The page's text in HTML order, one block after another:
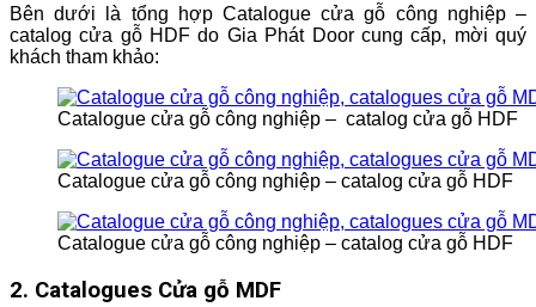
Bên dưới là tổng hợp Catalogue cửa gỗ công nghiệp –
catalog cửa gỗ HDF do Gia Phát Door cung cấp, mời quý
khách tham khảo:
Catalogue cửa gỗ công nghiệp – catalog cửa gỗ HDF
Catalogue cửa gỗ công nghiệp – catalog cửa gỗ HDF
Catalogue cửa gỗ công nghiệp – catalog cửa gỗ HDF
2. Catalogues Cửa gỗ MDF